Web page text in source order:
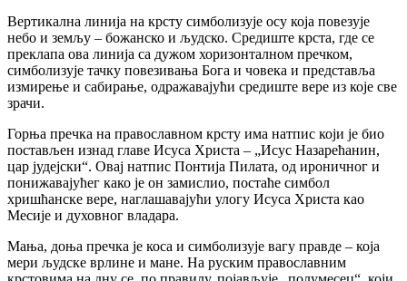
Вертикална линија на крсту симболизује осу која повезује
небо и земљу – божанско и људско. Средиште крста, где се
преклапа ова линија са дужом хоризонталном пречком,
симболизује тачку повезивања Бога и човека и представља
измирење и сабирање, одражавајући средиште вере из које све
зрачи.
Горња пречка на православном крсту има натпис који је био
постављен изнад главе Исуса Христа – „Исус Назарећанин,
цар јудејски“. Овај натпис Понтија Пилата, од ироничног и
понижавајућег како је он замислио, постаће симбол
хришћанске вере, наглашавајући улогу Исуса Христа као
Месије и духовног владара.
Мања, доња пречка је коса и симболизује вагу правде – која
мери људске врлине и мане. На руским православним